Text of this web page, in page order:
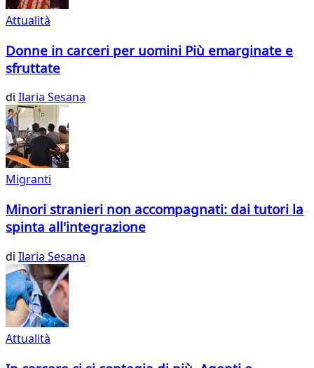
Attualità
Donne in carceri per uomini Più emarginate e
sfruttate
di Ilaria Sesana
Migranti
Minori stranieri non accompagnati: dai tutori la
spinta all'integrazione
di Ilaria Sesana
Attualità